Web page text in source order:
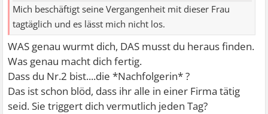
Mich beschäftigt seine Vergangenheit mit dieser Frau
tagtäglich und es lässt mich nicht los.
WAS genau wurmt dich, DAS musst du heraus finden.
Was genau macht dich fertig.
Dass du Nr.2 bist....die *Nachfolgerin* ?
Das ist schon blöd, dass ihr alle in einer Firma tätig
seid. Sie triggert dich vermutlich jeden Tag?